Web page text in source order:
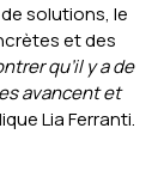
solutions, le
et des
qu’il y a de
avancent et
Lia Ferranti.